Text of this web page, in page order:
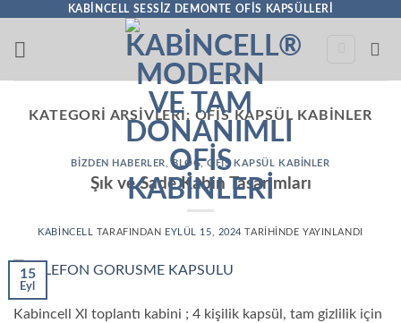
KABINCELL SESSIZ DEMONTE OFIS KAPSÜLLERI
KATEGORI ARŞIVLERI: OFIS KAPSÜL KABINLER
BIZDEN HABERLER ,BLOG,OFIS KAPSÜL KABINLER
Şık ve Sade Kabin Tasarımları
KABINCELL TARAFINDAN EYLÜL 15, 2024 TARIHINDE YAYINLANDI
15
Eyl
Kabincell Xl toplantı kabini ; 4 kişilik kapsül, tam gizlilik için